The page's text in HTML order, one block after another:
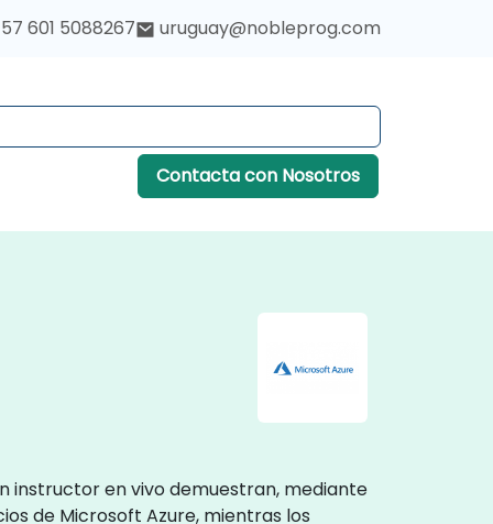
601 5088267 uruguay@nobleprog.com
Contacta con Nosotros
instructor en vivo demuestran, mediante
de Microsoft Azure, mientras los